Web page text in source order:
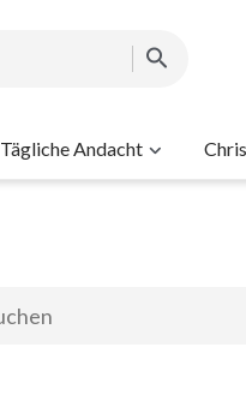
Tägliche Andacht